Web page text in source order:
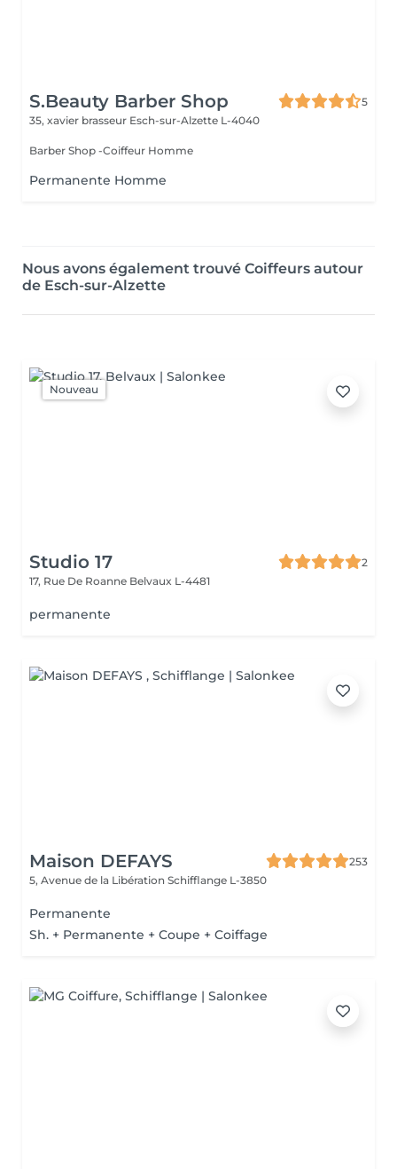
S.Beauty Barber Shop
5
35, xavier brasseur Esch-sur-Alzette L-4040
Barber Shop -Coiffeur Homme
Permanente Homme
Nous avons également trouvé Coiffeurs autour
de Esch-sur-Alzette
Nouveau
Studio 17
2
17, Rue De Roanne Belvaux L-4481
permanente
Maison DEFAYS
253
5, Avenue de la Libération Schifflange L-3850
Permanente
Sh. + Permanente + Coupe + Coiffage